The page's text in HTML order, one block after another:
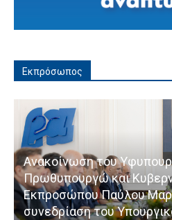
Εκπρόσωπος
Ανακοίνωση του
Πρωθυπουργώ και
Εκπροσώπου Παύλου
συνεδρίαση του